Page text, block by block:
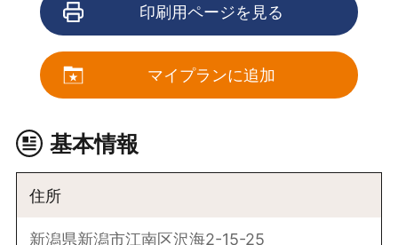
印刷用ページを見る
マイプランに追加
基本情報
住所
新潟県新潟市江南区沢海2-15-25